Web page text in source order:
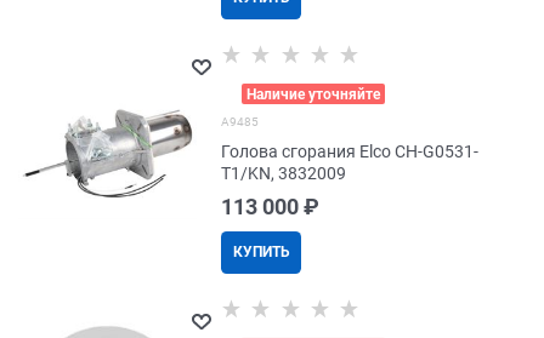
Наличие уточняйте
A9485
Голова сгорания Elco CH-G0531-
T1/KN, 3832009
113 000 ₽
КУПИТЬ